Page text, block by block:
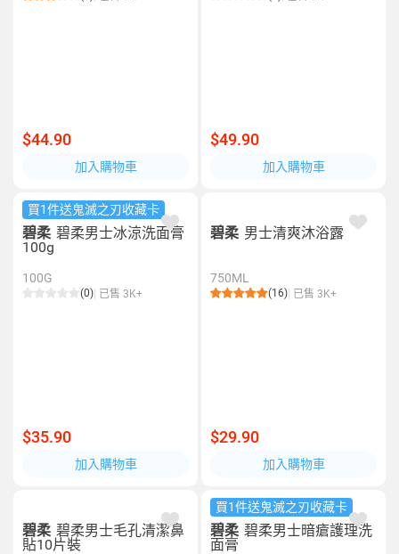
$44.90
加入購物車
$49.90
加入購物車
買1件送鬼滅之刃收藏卡
碧柔 碧柔男士冰涼洗面膏
100g
100G
(0) 已售 3K+
$35.90
加入購物車
碧柔 男士清爽沐浴露
750ML
(16) 已售 3K+
$29.90
加入購物車
碧柔 碧柔男士毛孔清潔鼻
貼10片裝
買1件送鬼滅之刃收藏卡
碧柔 碧柔男士暗瘡護理洗
面膏